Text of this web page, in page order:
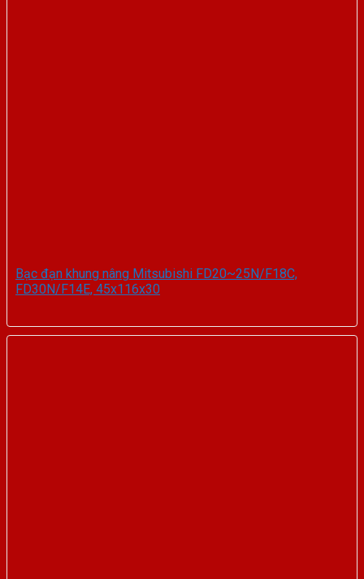
Bạc đạn khung nâng Mitsubishi FD20~25N/F18C,
FD30N/F14E, 45x116x30